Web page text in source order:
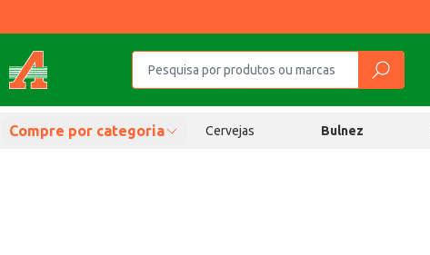
Compre por categoria Cervejas Bulnez